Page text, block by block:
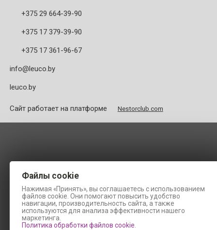
+375 29 664-39-90
+375 17 379-39-90
+375 17 361-96-67
info@leuco.by
leuco.by
Сайт работает на платформе Nestorclub.com
Файлы cookie
Нажимая «Принять», вы соглашаетесь с использованием
файлов cookie. Они помогают повысить удобство
навигации, производительность сайта, а также
используются для анализа эффективности нашего
маркетинга.
Политика обработки файлов cookie